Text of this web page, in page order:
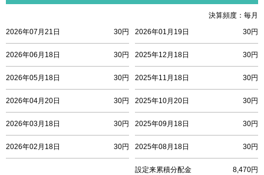
決算頻度：毎月
2026年07月21日
30円
2026年06月18日 30円
2026年05月18日 30円
2026年04月20日 30円
2026年03月18日 30円
2026年02月18日 30円
2026年01月19日 30円
2025年12月18日 30円
2025年11月18日 30円
2025年10月20日 30円
2025年09月18日 30円
2025年08月18日 30円
設定来累積分配金 8,470円